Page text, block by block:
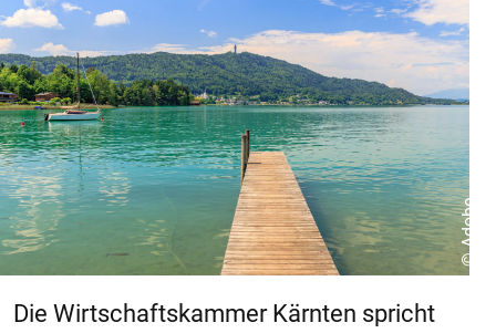
© Adobe
Die Wirtschaftskammer Kärnten spricht